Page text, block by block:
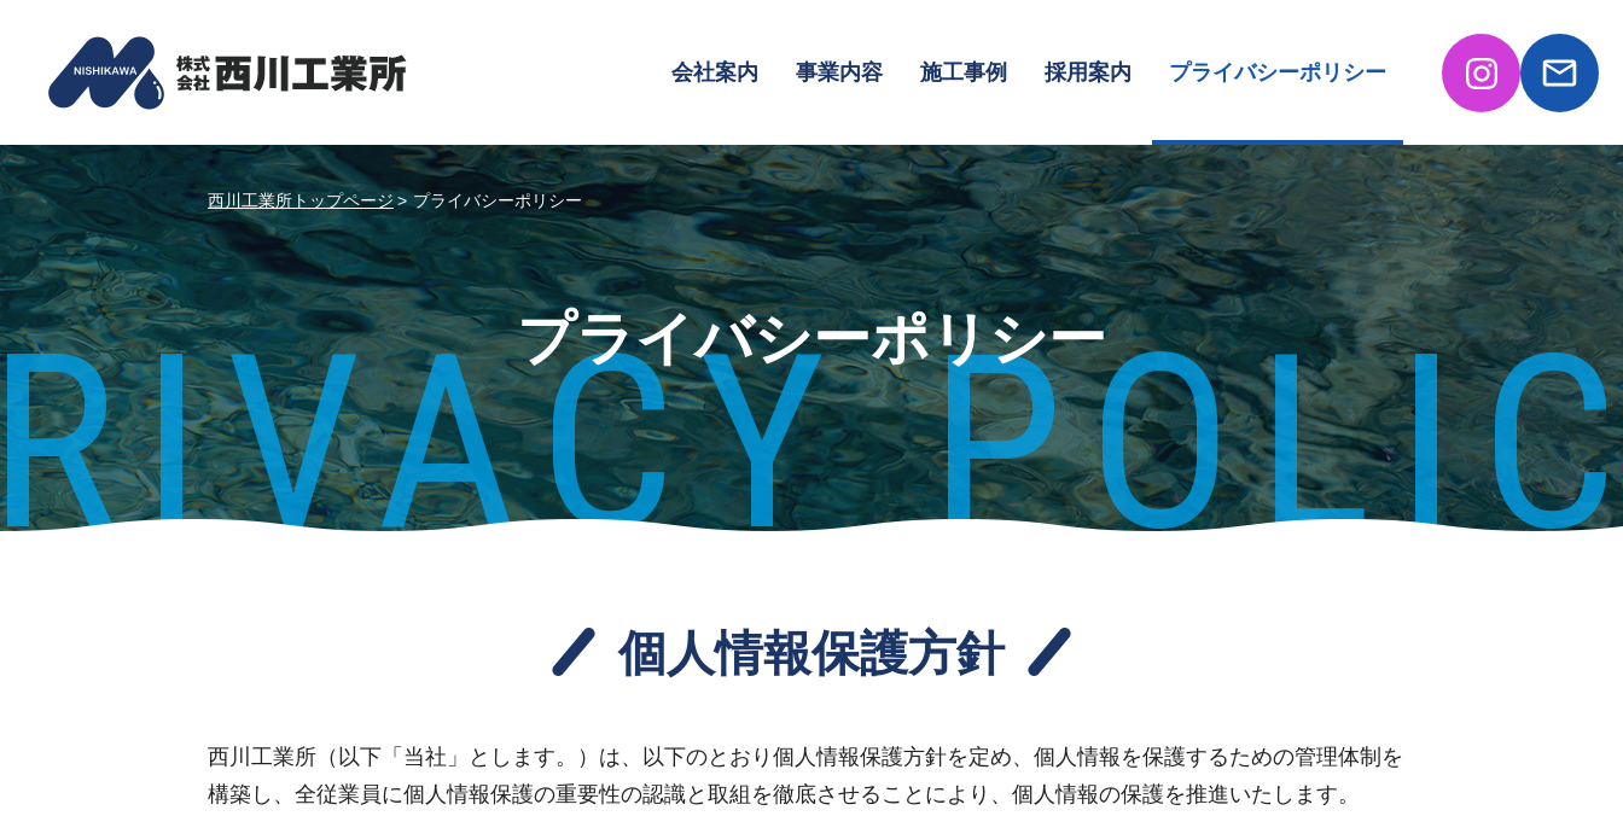
会社案内 事業内容 施工事例 採用案内 プライバシーポリシー
西川工業所トップページ > プライバシーポリシー
プライバシーポリシー
個人情報保護方針
西川工業所（以下「当社」とします。）は、以下のとおり個人情報保護方針を定め、個人情報を保護するための管理体制を
構築し、全従業員に個人情報保護の重要性の認識と取組を徹底させることにより、個人情報の保護を推進いたします。